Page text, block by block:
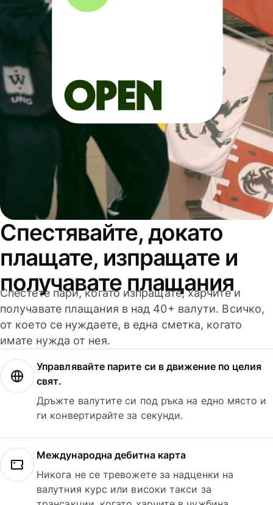
Спестявайте, докато
плащате, изпращате и
получавате плащания
Спестете пари, когато изпращате, харчите и
получавате плащания в над 40+ валути. Всичко,
от което се нуждаете, в една сметка, когато
имате нужда от нея.
Управлявайте парите си в движение по целия
свят.
Дръжте валутите си под ръка на едно място и
ги конвертирайте за секунди.
Международна дебитна карта
Никога не се тревожете за надценки на
валутния курс или високи такси за